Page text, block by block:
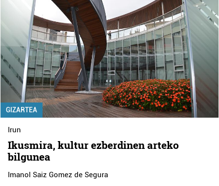
GIZARTEA
Irun
Ikusmira, kultur ezberdinen arteko
bilgunea
Imanol Saiz Gomez de Segura